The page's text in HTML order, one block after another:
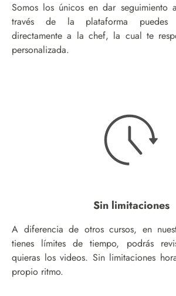
Somos los únicos en dar seguimiento
través de la plataforma puedes
directamente a la chef, la cual te
personalizada.
Sin limitaciones
A diferencia de otros cursos, en
tienes límites de tiempo, podrás
quieras los videos. Sin limitaciones
propio ritmo.